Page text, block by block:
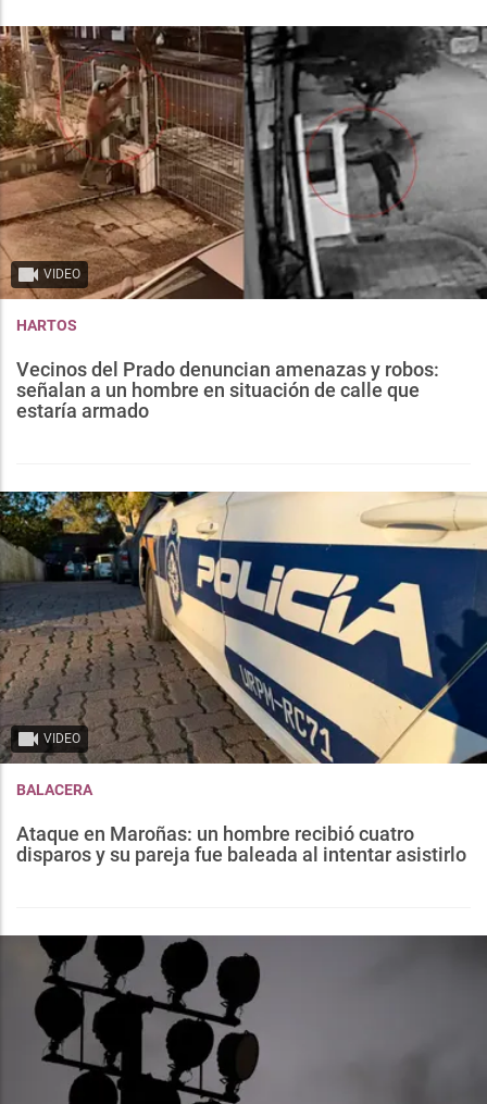
VIDEO
HARTOS
Vecinos del Prado denuncian amenazas y robos:
señalan a un hombre en situación de calle que
estaría armado
VIDEO
BALACERA
Ataque en Maroñas: un hombre recibió cuatro
disparos y su pareja fue baleada al intentar asistirlo